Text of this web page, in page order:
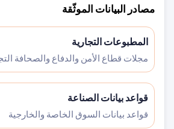
مصادر البيانات الموثّقة
المطبوعات التجارية
مجلات قطاع الأمن والدفاع والصحافة
قواعد بيانات الصناعة
قواعد بيانات السوق الخاصة والخارجية